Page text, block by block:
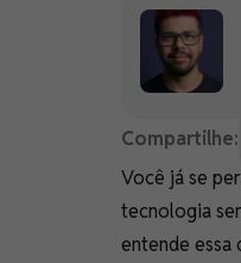
Compartilhe:
Você já se
tecnologia
entende essa